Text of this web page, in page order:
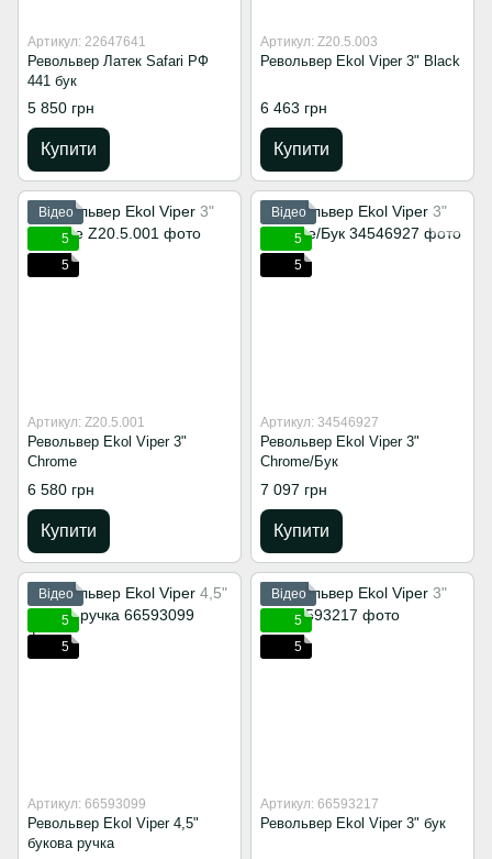
Артикул: 22647641
Револьвер Латек Safari РФ
441 бук
5 850 грн
Купити
Артикул: Z20.5.003
Револьвер Ekol Viper 3" Black
6 463 грн
Купити
Відео
5
5
Артикул: Z20.5.001
Револьвер Ekol Viper 3"
Chrome
6 580 грн
Купити
Відео
5
5
Артикул: 34546927
Револьвер Ekol Viper 3"
Chrome/Бук
7 097 грн
Купити
Відео
5
5
Артикул: 66593099
Револьвер Ekol Viper 4,5"
букова ручка
Відео
5
5
Артикул: 66593217
Револьвер Ekol Viper 3" бук